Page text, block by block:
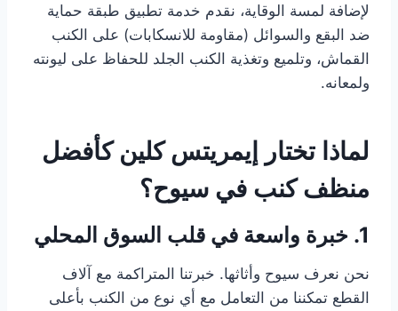
لإضافة لمسة الوقاية، نقدم خدمة تطبيق طبقة حماية
ضد البقع والسوائل (مقاومة للانسكابات) على الكنب
القماش، وتلميع وتغذية الكنب الجلد للحفاظ على ليونته
ولمعانه.
لماذا تختار إيمريتس كلين كأفضل
منظف كنب في سيوح؟
1. خبرة واسعة في قلب السوق المحلي
نحن نعرف سيوح وأثاثها. خبرتنا المتراكمة مع آلاف
القطع تمكننا من التعامل مع أي نوع من الكنب بأعلى